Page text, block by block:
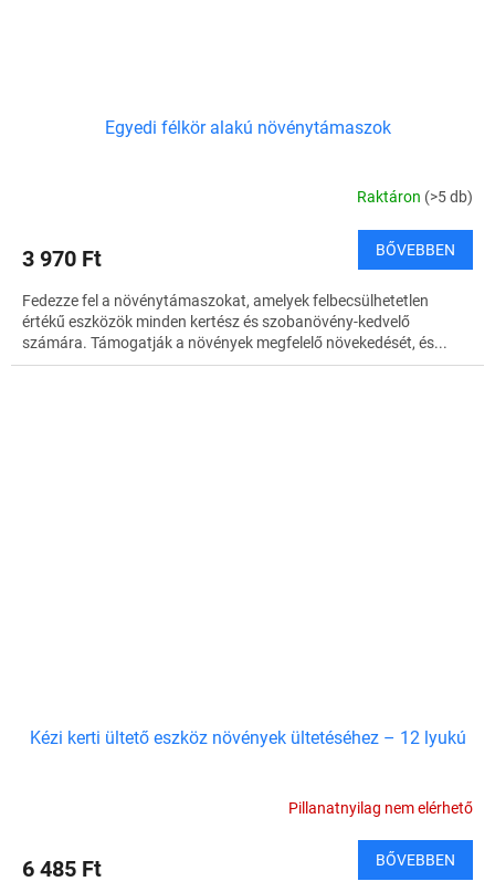
Egyedi félkör alakú növénytámaszok
Raktáron (>5 db)
3 970 Ft BŐVEBBEN
Fedezze fel a növénytámaszokat, amelyek felbecsülhetetlen
értékű eszközök minden kertész és szobanövény-kedvelő
számára. Támogatják a növények megfelelő növekedését, és...
Kézi kerti ültető eszköz növények ültetéséhez – 12 lyukú
Pillanatnyilag nem elérhető
6 485 Ft BŐVEBBEN